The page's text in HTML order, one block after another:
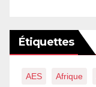
Étiquettes
AES Afrique